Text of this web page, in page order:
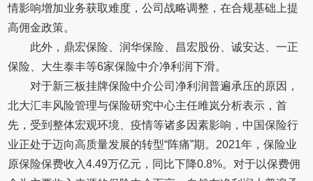
情影响增加业务获取难度，公司战略调整，在合规基础上提
高佣金政策。
此外，鼎宏保险、润华保险、昌宏股份、诚安达、一正
保险、大生泰丰等6家保险中介净利润下滑。
对于新三板挂牌保险中介公司净利润普遍承压的原因，
北大汇丰风险管理与保险研究中心主任雎岚分析表示，首
先，受到整体宏观环境、疫情等诸多因素影响，中国保险行
业正处于迈向高质量发展的转型“阵痛”期。2021年，保险业
原保险保费收入4.49万亿元，同比下降0.8%。对于以保费佣